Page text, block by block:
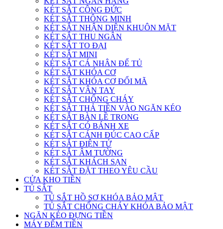
KÉT SẮT CÔNG ĐỨC
KÉT SẮT THÔNG MINH
KÉT SẮT NHẬN DIỆN KHUÔN MẶT
KÉT SẮT THU NGÂN
KÉT SẮT TO ĐẠI
KÉT SẮT MINI
KÉT SẮT CÁ NHÂN ĐỂ TỦ
KÉT SẮT KHÓA CƠ
KÉT SẮT KHÓA CƠ ĐỔI MÃ
KÉT SẮT VÂN TAY
KÉT SẮT CHỐNG CHÁY
KÉT SẮT THẢ TIỀN VÀO NGĂN KÉO
KÉT SẮT BÀN LỀ TRONG
KÉT SẮT CÓ BÁNH XE
KÉT SẮT CÁNH ĐÚC CAO CẤP
KÉT SẮT ĐIỆN TỬ
KÉT SẮT ÂM TƯỜNG
KÉT SẮT KHÁCH SẠN
KÉT SẮT ĐẶT THEO YÊU CẦU
CỬA KHO TIỀN
TỦ SẮT
TỦ SẮT HỒ SƠ KHÓA BẢO MẬT
TỦ SẮT CHỐNG CHÁY KHÓA BẢO MẬT
NGĂN KÉO ĐỰNG TIỀN
MÁY ĐẾM TIỀN